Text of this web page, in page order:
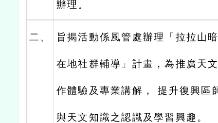
辦理。
二、 旨揭活動係風管處辦理「拉拉山
在地社群輔導」計畫，為推廣天
作體驗及專業講解， 提升復興區
與天文知識之認識及學習興趣。